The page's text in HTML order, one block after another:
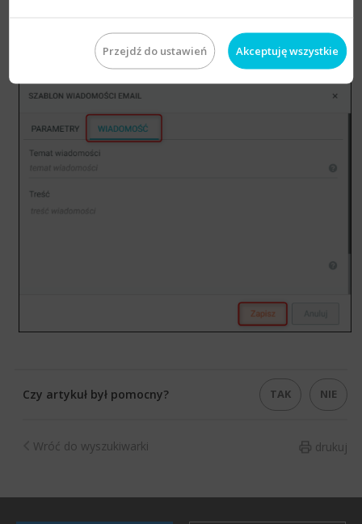
Wiadomośćokreślić jej Temat
Zatwierdzić przyciskiem Zapisz​.​
Czy artykuł był pomocny? TAK NIE
drukuj
Wróć do wyszukiwarki
Przejdź do ustawień Akceptuję wszystkie